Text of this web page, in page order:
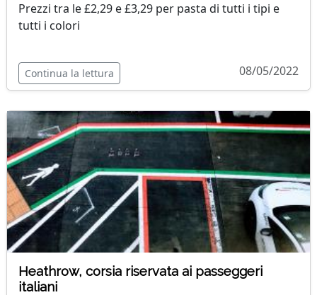
Prezzi tra le £2,29 e £3,29 per pasta di tutti i tipi e
tutti i colori
Continua la lettura 08/05/2022
Heathrow, corsia riservata ai passeggeri
italiani